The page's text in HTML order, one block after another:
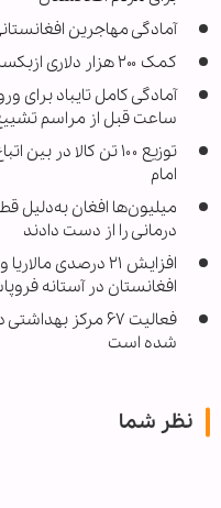
آمادگی مهاجرین
کمک ۲۰۰ هزار دلاری ازبکستان به بیمارستان بلخ
ساعت قبل از مراسم
توزیع ۱۰۰ تن کالا
امام
میلیون‌ها افغان
درمانی را از دست دادند
افزایش ۲۱ درصدی
افغانستان در آستانه
فعالیت ۶۷ مرکز
شده است
نظر شما